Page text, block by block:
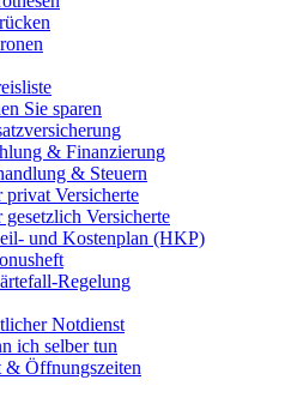
Sie sparen
& Finanzierung
& Steuern
privat Versicherte
Versicherte
und Kostenplan (HKP)
Regelung
Notdienst
ich selber tun
& Öffnungszeiten